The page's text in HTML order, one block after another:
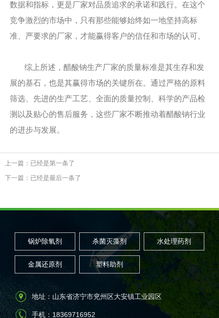
数据和指标，更是厂家对品质追求的承诺和践行。在这个
竞争激烈的市场中，只有那些能够始终如一地坚持高标
准、严要求的厂家，才能赢得客户的信任和市场的认可。
综上所述，醋酸钠生产厂家的质量标准是其生存和发
展的基石，也是其赢得市场的关键所在。通过严格的原料
筛选、先进的生产工艺、全面的质量控制、科学的产品检
测以及贴心的售后服务，这些厂家不断推动着醋酸钠行业
的进步与发展。
上一篇：已经是第一条了
下一篇：已经是最后一条了
锅炉除氧剂 杀菌灭藻剂 水处理药剂
金属还原剂 塑料助剂
地址：山东省济宁市兖州区大安镇工业园区
手机：18369716952